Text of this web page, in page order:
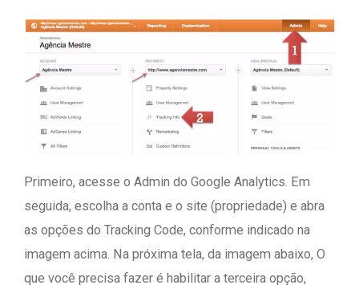
Primeiro, acesse o Admin do Google Analytics. Em
seguida, escolha a conta e o site (propriedade) e abra
as opções do Tracking Code, conforme indicado na
imagem acima. Na próxima tela, da imagem abaixo, O
que você precisa fazer é habilitar a terceira opção,